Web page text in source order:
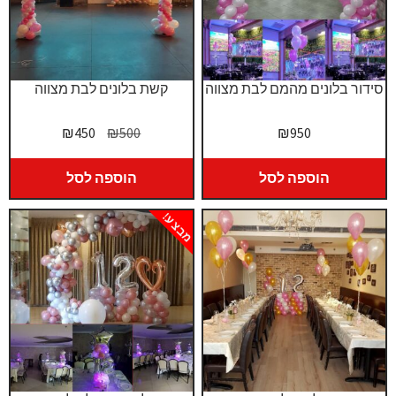
קשת בלונים לבת מצווה
₪500
המחיר
היה:
₪500.
₪450
המחיר
₪450.
הוספה לסל
סידור בלונים מהמם לבת מצווה
₪950
הוספה לסל
מבצע!